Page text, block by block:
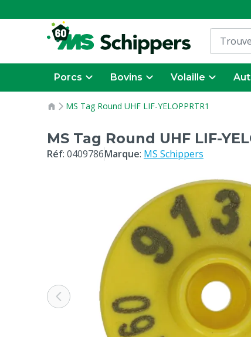
Porcs Bovins Volaille
MS Tag Round UHF LIF-YELOPPRTR1
MS Tag Round UHF LIF-
Réf: 0409786Marque: MS Schippers